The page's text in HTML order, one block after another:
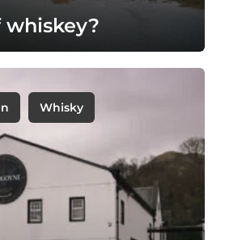
whiskey?
Whisky